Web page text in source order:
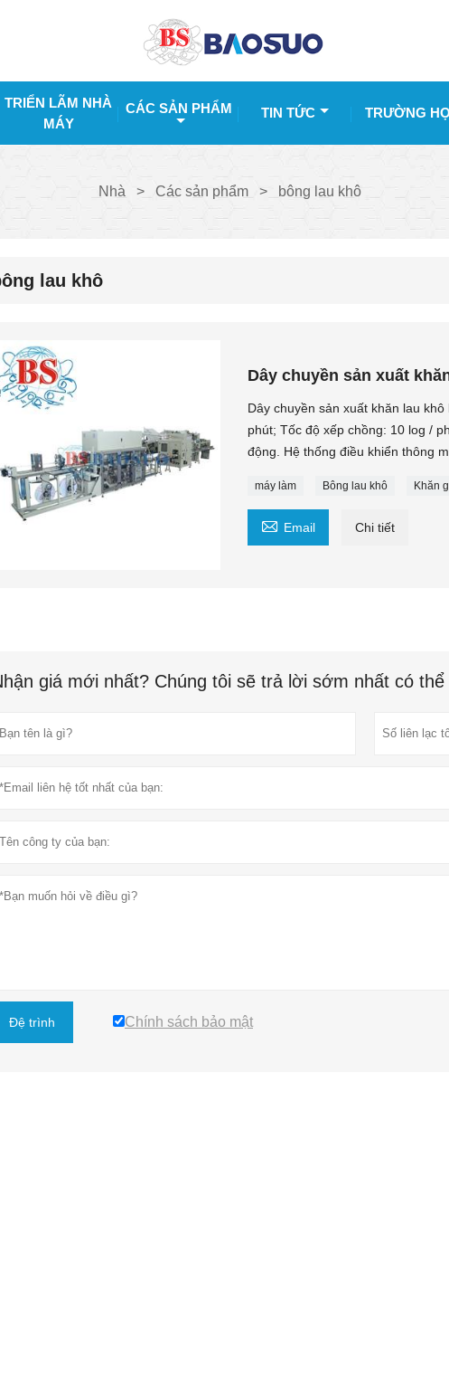
TRIỂN LÃM NHÀ
MÁY
CÁC SẢN PHẨM TIN TỨC TRƯỜNG
Nhà > Các sản phẩm > bông lau khô
lau khô
Dây chuyền sản xuất
Dây chuyền sản xuất khăn lau
phút; Tốc độ xếp chồng: 10 log /
động. Hệ thống điều khiển thông
máy làm Bông lau khô Khăn
 Email Chi tiết
giá mới nhất? Chúng tôi sẽ trả lời sớm nhất có thể
Đệ trình Chính sách bảo mật